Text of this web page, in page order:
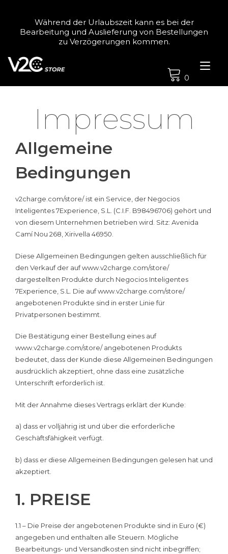
Während der Urlaubszeit kann es bei der
Bearbeitung und Auslieferung von Bestellungen
zu Verzögerungen kommen.
0
Impressum
Allgemeine
Bedingungen
v2charge.com/store/ ist ein Service, der Negocios
Inteligentes 7Experience, S.L. (C.I.F. B98496706) gehört und
von diesem Unternehmen betrieben wird. Sitz: Avenida
Camí Nou 268, Xirivella 46950.
Diese Allgemeinen Bedingungen gelten ausschließlich für
den Verkauf der auf www.v2charge.com/store/
dargestellten Produkte durch Negocios Inteligentes
7Experience, S.L. Die auf www.v2charge.com/store/
angebotenen Produkte sind in erster Linie für
Privatpersonen bestimmt.
Die Bestätigung einer Bestellung eines auf
www.v2charge.com/store/ angebotenen Produkts
bedeutet, dass der Kunde diese Allgemeinen Bedingungen
ausdrücklich akzeptiert, ohne dass eine zusätzliche
Unterschrift erforderlich ist.
Mit der Annahme dieses Vertrags erklärt der Kunde:
a) dass er volljährig ist und über die erforderliche
Geschäftsfähigkeit verfügt.
b) dass er diese Allgemeinen Bedingungen gelesen hat und
akzeptiert.
1. PREISE
1.1 – Die Preise der angebotenen Produkte sind in Euro (€)
angegeben und enthalten alle Steuern. Mögliche
Bearbeitungs- und Versandkosten sind nicht inbegriffen;